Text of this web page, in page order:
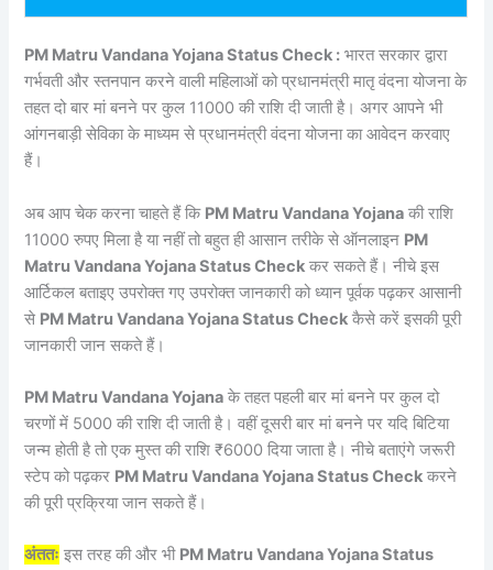
PM Matru Vandana Yojana Status Check : भारत सरकार द्वारा
गर्भवती और स्तनपान करने वाली महिलाओं को प्रधानमंत्री मातृ वंदना योजना के
तहत दो बार मां बनने पर कुल 11000 की राशि दी जाती है। अगर आपने भी
आंगनबाड़ी सेविका के माध्यम से प्रधानमंत्री वंदना योजना का आवेदन करवाए
हैं।
अब आप चेक करना चाहते हैं कि PM Matru Vandana Yojana की राशि
11000 रुपए मिला है या नहीं तो बहुत ही आसान तरीके से ऑनलाइन PM
Matru Vandana Yojana Status Check कर सकते हैं। नीचे इस
आर्टिकल बताइए उपरोक्त गए उपरोक्त जानकारी को ध्यान पूर्वक पढ़कर आसानी
से PM Matru Vandana Yojana Status Check कैसे करें इसकी पूरी
जानकारी जान सकते हैं।
PM Matru Vandana Yojana के तहत पहली बार मां बनने पर कुल दो
चरणों में 5000 की राशि दी जाती है। वहीं दूसरी बार मां बनने पर यदि बिटिया
जन्म होती है तो एक मुस्त की राशि ₹6000 दिया जाता है। नीचे बताएंगे जरूरी
स्टेप को पढ़कर PM Matru Vandana Yojana Status Check करने
की पूरी प्रक्रिया जान सकते हैं।
अंततः इस तरह की और भी PM Matru Vandana Yojana Status